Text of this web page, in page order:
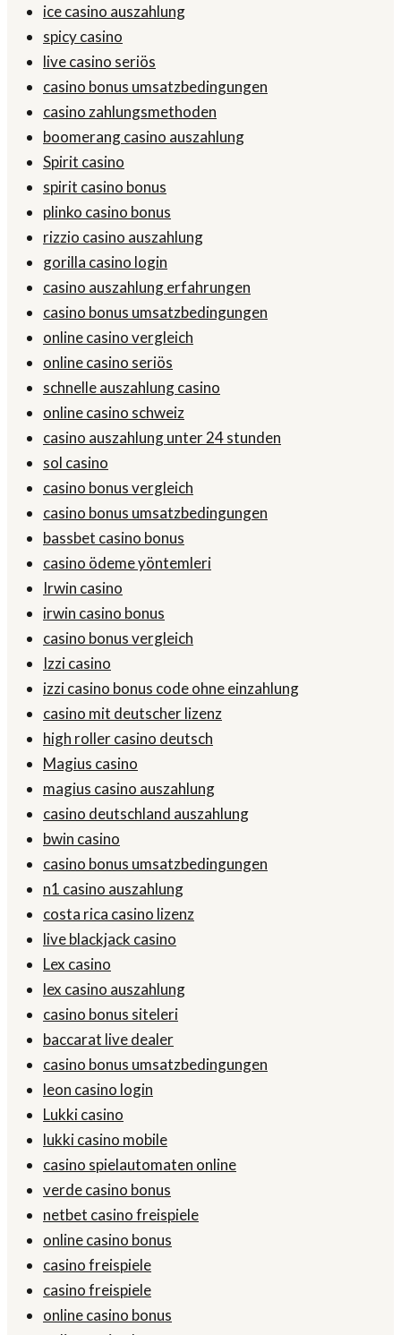
ice casino auszahlung
spicy casino
live casino seriös
casino bonus umsatzbedingungen
casino zahlungsmethoden
boomerang casino auszahlung
Spirit casino
spirit casino bonus
plinko casino bonus
rizzio casino auszahlung
gorilla casino login
casino auszahlung erfahrungen
casino bonus umsatzbedingungen
online casino vergleich
online casino seriös
schnelle auszahlung casino
online casino schweiz
casino auszahlung unter 24 stunden
sol casino
casino bonus vergleich
casino bonus umsatzbedingungen
bassbet casino bonus
casino ödeme yöntemleri
Irwin casino
irwin casino bonus
casino bonus vergleich
Izzi casino
izzi casino bonus code ohne einzahlung
casino mit deutscher lizenz
high roller casino deutsch
Magius casino
magius casino auszahlung
casino deutschland auszahlung
bwin casino
casino bonus umsatzbedingungen
n1 casino auszahlung
costa rica casino lizenz
live blackjack casino
Lex casino
lex casino auszahlung
casino bonus siteleri
baccarat live dealer
casino bonus umsatzbedingungen
leon casino login
Lukki casino
lukki casino mobile
casino spielautomaten online
verde casino bonus
netbet casino freispiele
online casino bonus
casino freispiele
casino freispiele
online casino bonus